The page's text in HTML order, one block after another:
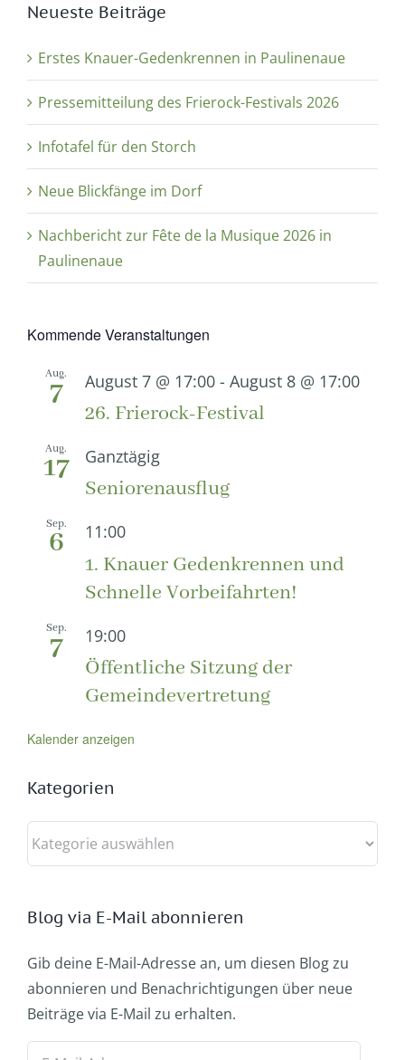
Neueste Beiträge
Erstes Knauer-Gedenkrennen in Paulinenaue
Pressemitteilung des Frierock-Festivals 2026
Infotafel für den Storch
Neue Blickfänge im Dorf
Nachbericht zur Fête de la Musique 2026 in
Paulinenaue
Kommende Veranstaltungen
Aug.
7 August 7 @ 17:00 - August 8 @ 17:00
26. Frierock-Festival
Aug.
17 Ganztägig
Seniorenausflug
Sep.
6 11:00
1. Knauer Gedenkrennen und
Schnelle Vorbeifahrten!
Sep.
7 19:00
Öffentliche Sitzung der
Gemeindevertretung
Kalender anzeigen
Kategorien
Kategorien
Blog via E-Mail abonnieren
Gib deine E-Mail-Adresse an, um diesen Blog zu
abonnieren und Benachrichtigungen über neue
Beiträge via E-Mail zu erhalten.